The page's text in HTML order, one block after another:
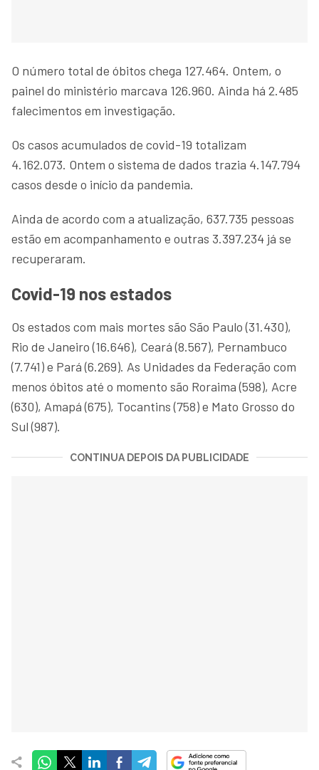
O número total de óbitos chega 127.464. Ontem, o
painel do ministério marcava 126.960. Ainda há 2.485
falecimentos em investigação.
Os casos acumulados de covid-19 totalizam
4.162.073. Ontem o sistema de dados trazia 4.147.794
casos desde o início da pandemia.
Ainda de acordo com a atualização, 637.735 pessoas
estão em acompanhamento e outras 3.397.234 já se
recuperaram.
Covid-19 nos estados
Os estados com mais mortes são São Paulo (31.430),
Rio de Janeiro (16.646), Ceará (8.567), Pernambuco
(7.741) e Pará (6.269). As Unidades da Federação com
menos óbitos até o momento são Roraima (598), Acre
(630), Amapá (675), Tocantins (758) e Mato Grosso do
Sul (987).
CONTINUA DEPOIS DA PUBLICIDADE